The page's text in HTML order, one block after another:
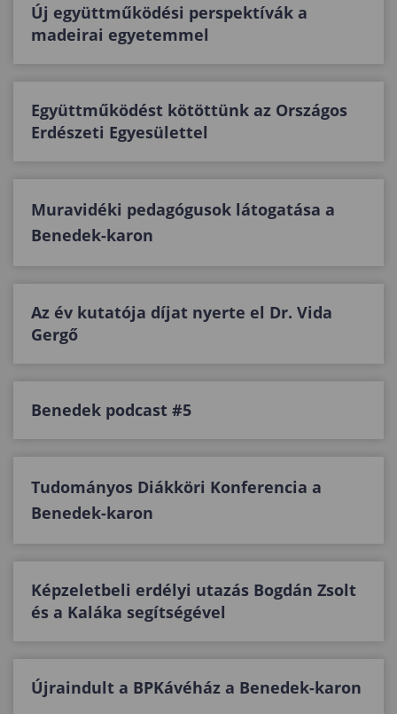
Új együttműködési perspektívák a
madeirai egyetemmel
Együttműködést kötöttünk az Országos
Erdészeti Egyesülettel
Muravidéki pedagógusok látogatása a
Benedek-karon
Az év kutatója díjat nyerte el Dr. Vida
Gergő
Benedek podcast #5
Tudományos Diákköri Konferencia a
Benedek-karon
Képzeletbeli erdélyi utazás Bogdán Zsolt
és a Kaláka segítségével
Újraindult a BPKávéház a Benedek-karon